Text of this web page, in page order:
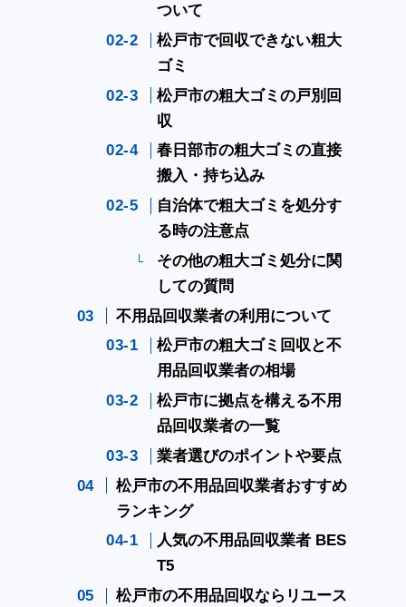
ついて
松戸市で回収できない粗大
ゴミ
松戸市の粗大ゴミの戸別回
収
春日部市の粗大ゴミの直接
搬入・持ち込み
自治体で粗大ゴミを処分す
る時の注意点
その他の粗大ゴミ処分に関
しての質問
不用品回収業者の利用について
松戸市の粗大ゴミ回収と不
用品回収業者の相場
松戸市に拠点を構える不用
品回収業者の一覧
業者選びのポイントや要点
松戸市の不用品回収業者おすすめ
ランキング
人気の不用品回収業者 BES
T5
松戸市の不用品回収ならリユース